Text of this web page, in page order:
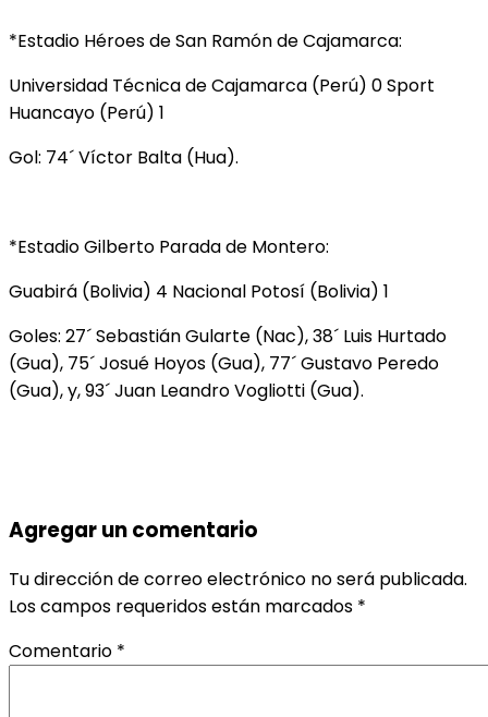
*Estadio Héroes de San Ramón de Cajamarca:
Universidad Técnica de Cajamarca (Perú) 0 Sport
Huancayo (Perú) 1
Gol: 74´ Víctor Balta (Hua).
*Estadio Gilberto Parada de Montero:
Guabirá (Bolivia) 4 Nacional Potosí (Bolivia) 1
Goles: 27´ Sebastián Gularte (Nac), 38´ Luis Hurtado
(Gua), 75´ Josué Hoyos (Gua), 77´ Gustavo Peredo
(Gua), y, 93´ Juan Leandro Vogliotti (Gua).
Agregar un comentario
Tu dirección de correo electrónico no será publicada.
Los campos requeridos están marcados *
Comentario *